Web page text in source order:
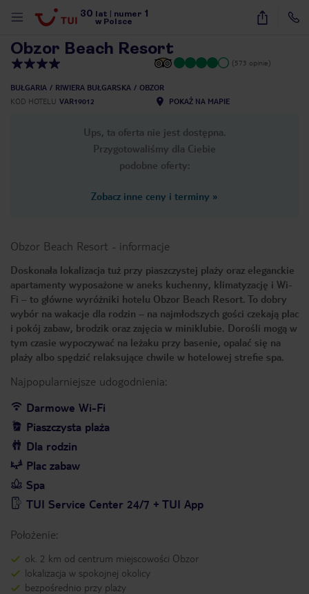
30 lat numer 1
w Polsce
32
Obzor Beach Resort
(573 opinie)
BUŁGARIA RIWIERA BUŁGARSKA
OBZOR
KOD HOTELU VAR19012 POKAŻ NA MAPIE
Ups, ta oferta nie jest dostępna.
Przygotowaliśmy dla Ciebie
podobne oferty:
Zobacz inne ceny i terminy »
Obzor Beach Resort - informacje
Doskonała lokalizacja tuż przy piaszczystej plaży oraz eleganckie
apartamenty wyposażone w aneks kuchenny, klimatyzację i Wi-
Fi – to główne wyróżniki hotelu Obzor Beach Resort. To dobry
wybór na wakacje dla rodzin – na najmłodszych gości czekają plac
i pokój zabaw, brodzik oraz zajęcia w miniklubie. Dorośli mogą w
tym czasie wypoczywać na leżaku przy basenie, opalać się na
plaży albo spędzić relaksujące chwile w hotelowej strefie spa.
Najpopularniejsze udogodnienia:
Darmowe Wi-Fi
Piaszczysta plaża
Dla rodzin
Plac zabaw
Spa
TUI Service Center 24/7 + TUI App
Położenie:
ok. 2 km od centrum miejscowości Obzor
lokalizacja w spokojnej okolicy
bezpośrednio przy plaży